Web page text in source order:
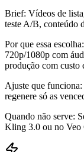
Brief: Vídeos de
teste A/B, conteúdo
Por que essa escolha:
720p/1080p com
produção com custo
Ajuste que funciona:
regenere só as
Quando não serve:
Kling 3.0 ou no Veo